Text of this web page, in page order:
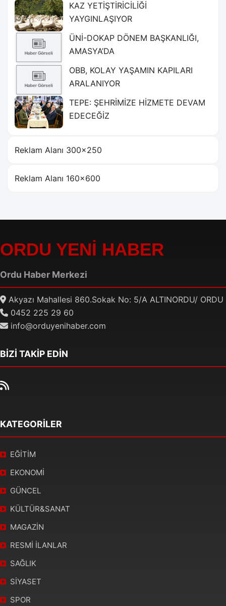
KAZ YETİŞTİRİCİLİĞİ
YAYGINLAŞIYOR
ÜNİ-DOKAP DÖNEM BAŞKANLIĞI,
AMASYA’DA
OBB, KOLAY YAŞAMIN KAPILARI
ARALANIYOR
TEPE: ŞEHRİMİZE HİZMETE DEVAM
EDECEĞİZ
Reklam Alanı 300×250
Reklam Alanı 160×600
ORDU YENİ HABER
Ordu Haber Merkezi
Akyazı Mahallesi 860.Sokak No: 5/A ALTINORDU/ ORDU
0452 225 29 60
info@orduyenihaber.com
BİZİ TAKİP EDİN
KATEGORİLER
EĞİTİM
EKONOMİ
GÜNCEL
KÜLTÜR&SANAT
MAGAZİN
RESMİ İLANLAR
SAĞLIK
SİYASET
SPOR